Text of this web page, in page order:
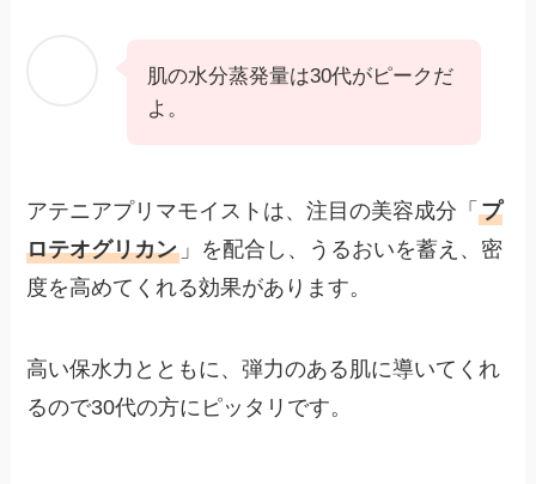
肌の水分蒸発量は30代がピークだ
よ。
アテニアプリマモイストは、注目の美容成分「プ
ロテオグリカン 」を配合し、うるおいを蓄え、密
度を高めてくれる効果があります。
高い保水力とともに、弾力のある肌に導いてくれ
るので30代の方にピッタリです。